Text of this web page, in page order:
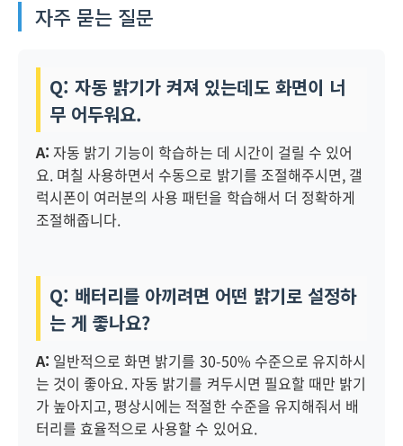
자주 묻는 질문
Q: 자동 밝기가 켜져 있는데도 화면이 너
무 어두워요.
A: 자동 밝기 기능이 학습하는 데 시간이 걸릴 수 있어
요. 며칠 사용하면서 수동으로 밝기를 조절해주시면, 갤
럭시폰이 여러분의 사용 패턴을 학습해서 더 정확하게
조절해줍니다.
Q: 배터리를 아끼려면 어떤 밝기로 설정하
는 게 좋나요?
A: 일반적으로 화면 밝기를 30-50% 수준으로 유지하시
는 것이 좋아요. 자동 밝기를 켜두시면 필요할 때만 밝기
가 높아지고, 평상시에는 적절한 수준을 유지해줘서 배
터리를 효율적으로 사용할 수 있어요.